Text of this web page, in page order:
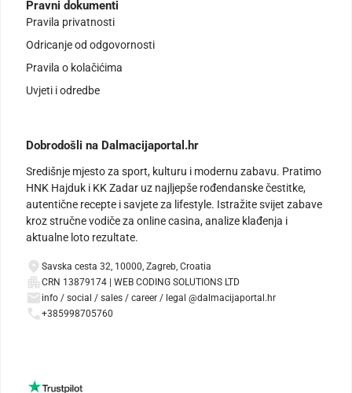
Pravni dokumenti
Pravila privatnosti
Odricanje od odgovornosti
Pravila o kolačićima
Uvjeti i odredbe
Dobrodošli na Dalmacijaportal.hr
Središnje mjesto za sport, kulturu i modernu zabavu. Pratimo
HNK Hajduk i KK Zadar uz najljepše rođendanske čestitke,
autentične recepte i savjete za lifestyle. Istražite svijet zabave
kroz stručne vodiče za online casina, analize klađenja i
aktualne loto rezultate.
Savska cesta 32, 10000, Zagreb, Croatia
CRN 13879174 | WEB CODING SOLUTIONS LTD
info / social / sales / career / legal @dalmacijaportal.hr
+385998705760